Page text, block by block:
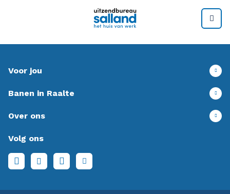
Voor jou
Banen in Raalte
Over ons
Volg ons